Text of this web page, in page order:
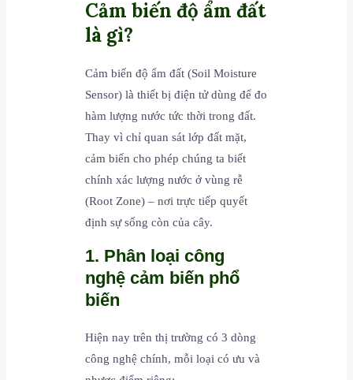
Cảm biến độ ẩm đất
là gì?
Cảm biến độ ẩm đất (Soil Moisture
Sensor) là thiết bị điện tử dùng để đo
hàm lượng nước tức thời trong đất.
Thay vì chỉ quan sát lớp đất mặt,
cảm biến cho phép chúng ta biết
chính xác lượng nước ở vùng rễ
(Root Zone) – nơi trực tiếp quyết
định sự sống còn của cây.
1. Phân loại công
nghệ cảm biến phổ
biến
Hiện nay trên thị trường có 3 dòng
công nghệ chính, mỗi loại có ưu và